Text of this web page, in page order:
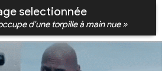
selectionnée
d'une torpille à main nue »